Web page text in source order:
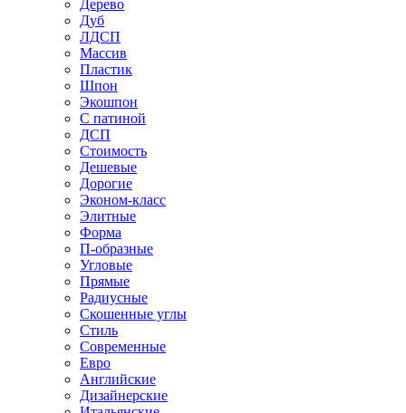
Дерево
Дуб
ЛДСП
Массив
Пластик
Шпон
Экошпон
С патиной
ДСП
Стоимость
Дешевые
Дорогие
Эконом-класс
Элитные
Форма
П-образные
Угловые
Прямые
Радиусные
Скошенные углы
Стиль
Современные
Евро
Английские
Дизайнерские